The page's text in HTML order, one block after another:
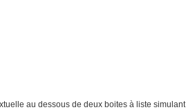
au dessous de deux boites à liste simulant